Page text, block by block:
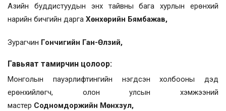
Азийн буддистуудын энх тайвны бага хурлын ерөнхий
нарийн бичгийн дарга Хөнхөрийн Бямбажав,
Зурагчин Гончигийн Ган-Өлзий,
Гавьяат тамирчин цолоор:
Монголын пауэрлифтингийн нэгдсэн холбооны дэд
ерөнхийлөгч, олон улсын хэмжээний
мастер Содномдоржийн Мөнхзул,